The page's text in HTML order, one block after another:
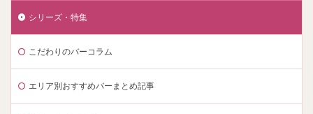
シリーズ・特集
こだわりのバーコラム
エリア別おすすめバーまとめ記事